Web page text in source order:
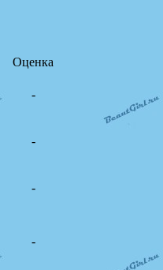
Оценка
-
-
-
-